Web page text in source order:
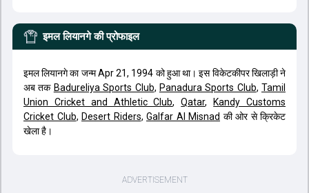
इमल लियानगे की प्रोफाइल
इमल लियानगे का जन्म Apr 21, 1994 को हुआ था। इस विकेटकीपर खिलाड़ी ने
अब तक Badureliya Sports Club, Panadura Sports Club, Tamil
Union Cricket and Athletic Club,Qatar,
Kandy Customs
Cricket Club, Desert Riders, Galfar Al Misnad की ओर से क्रिकेट
खेला है।